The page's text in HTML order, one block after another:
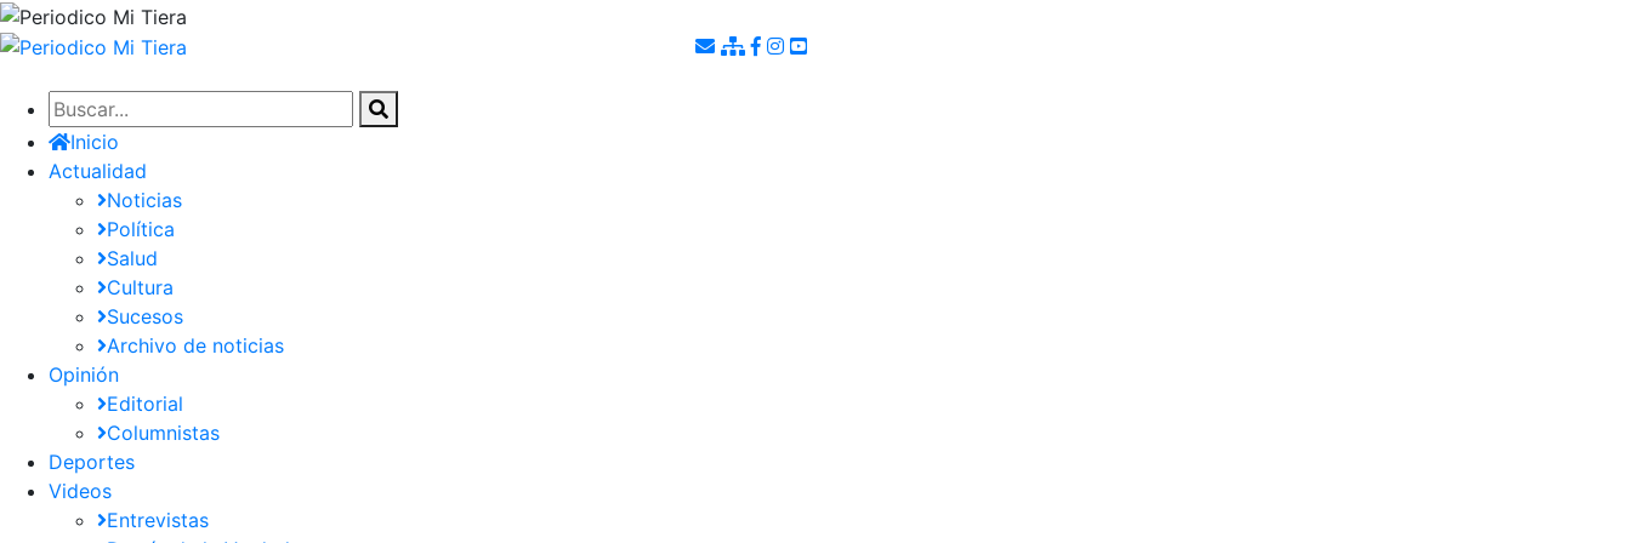
Pasar
al
principal
Inicio
Actualidad
Noticias
Política
Salud
Cultura
Sucesos
Archivo de noticias
Opinión
Editorial
Columnistas
Deportes
Videos
Entrevistas